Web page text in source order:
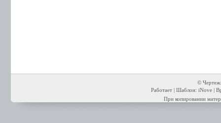
©
Работает | Шаблон: iNove |
При копировании